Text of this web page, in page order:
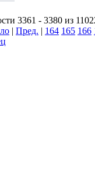
3361 - 3380 из
| Пред. | 164 165 166